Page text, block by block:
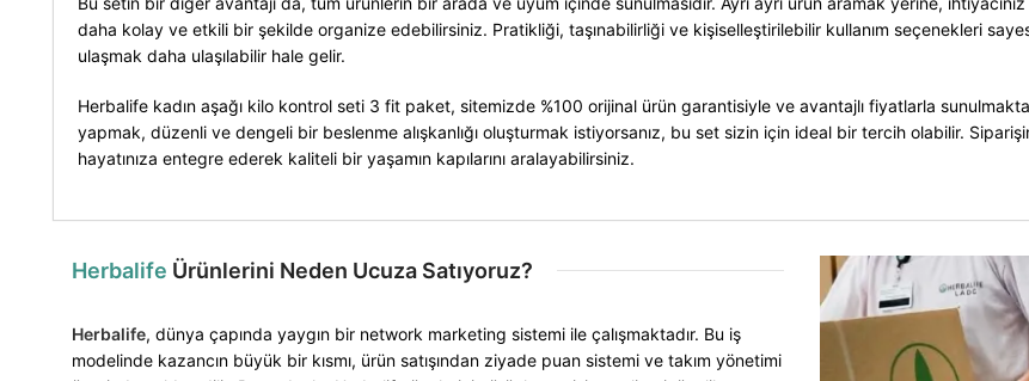
daha kolay ve etkili bir şekilde organize edebilirsiniz. Pratikliği, taşınabilirliği ve kişiselleştirilebilir kullanım seçenekleri
ulaşmak daha ulaşılabilir hale gelir.
Herbalife kadın aşağı kilo kontrol seti 3 fit paket, sitemizde %100 orijinal ürün garantisiyle ve avantajlı fiyatlarla
yapmak, düzenli ve dengeli bir beslenme alışkanlığı oluşturmak istiyorsanız, bu set sizin için ideal bir tercih olabilir.
hayatınıza entegre ederek kaliteli bir yaşamın kapılarını aralayabilirsiniz.
Herbalife Ürünlerini Neden Ucuza Satıyoruz?
Herbalife, dünya çapında yaygın bir network marketing sistemi ile çalışmaktadır. Bu iş
modelinde kazancın büyük bir kısmı, ürün satışından ziyade puan sistemi ve takım yönetimi